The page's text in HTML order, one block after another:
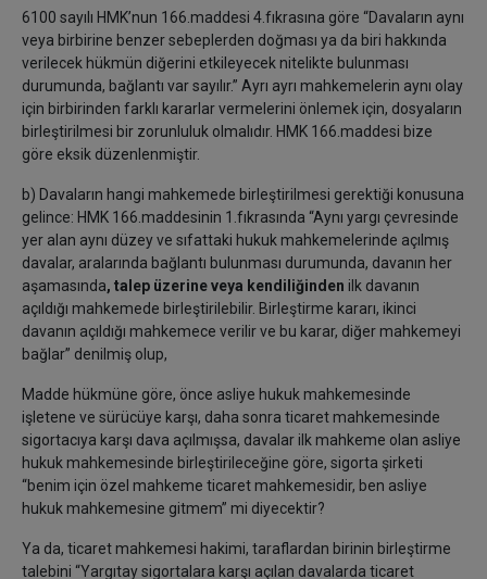
6100 sayılı HMK’nun 166.maddesi 4.fıkrasına göre “Davaların aynı
veya birbirine benzer sebeplerden doğması ya da biri hakkında
verilecek hükmün diğerini etkileyecek nitelikte bulunması
durumunda, bağlantı var sayılır.” Ayrı ayrı mahkemelerin aynı olay
için birbirinden farklı kararlar vermelerini önlemek için, dosyaların
birleştirilmesi bir zorunluluk olmalıdır. HMK 166.maddesi bize
göre eksik düzenlenmiştir.
b) Davaların hangi mahkemede birleştirilmesi gerektiği konusuna
gelince: HMK 166.maddesinin 1.fıkrasında “Aynı yargı çevresinde
yer alan aynı düzey ve sıfattaki hukuk mahkemelerinde açılmış
davalar, aralarında bağlantı bulunması durumunda, davanın her
aşamasında, talep üzerine veya kendiliğinden ilk davanın
açıldığı mahkemede birleştirilebilir. Birleştirme kararı, ikinci
davanın açıldığı mahkemece verilir ve bu karar, diğer mahkemeyi
bağlar” denilmiş olup,
Madde hükmüne göre, önce asliye hukuk mahkemesinde
işletene ve sürücüye karşı, daha sonra ticaret mahkemesinde
sigortacıya karşı dava açılmışsa, davalar ilk mahkeme olan asliye
hukuk mahkemesinde birleştirileceğine göre, sigorta şirketi
“benim için özel mahkeme ticaret mahkemesidir, ben asliye
hukuk mahkemesine gitmem” mi diyecektir?
Ya da, ticaret mahkemesi hakimi, taraflardan birinin birleştirme
talebini “Yargıtay sigortalara karşı açılan davalarda ticaret